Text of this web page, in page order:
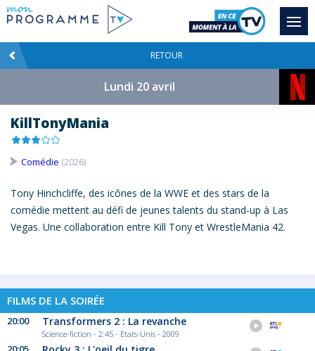
RETOUR
Lundi 20 avril
KillTonyMania
Comédie (2026)
Tony Hinchcliffe, des icônes de la WWE et des stars de la
comédie mettent au défi de jeunes talents du stand-up à Las
Vegas. Une collaboration entre Kill Tony et WrestleMania 42.
FILMS DE LA SOIRÉE
20:00 Transformers 2 : La revanche
Science-fiction - 2:45 - Etats-Unis - 2009